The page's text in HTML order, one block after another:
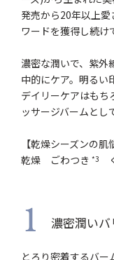
発売から20年以上
ワードを獲得し続け
濃密な潤いで、紫外
中的にケア。明るい
デイリーケアはもち
ッサージバームとし
【乾燥シーズンの肌
乾燥 ごわつき*3
1 濃密潤いバ
とろり密着するバ